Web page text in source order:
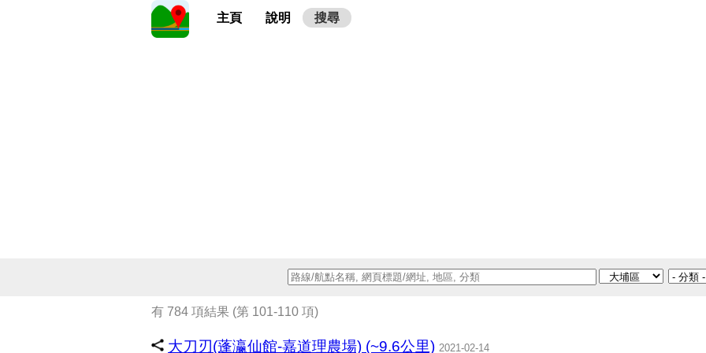
主頁 說明 搜尋
有 784 項結果 (第 101-110 項)
大刀刃(蓬瀛仙館-嘉道理農場) (~9.6公里) 2021-02-14